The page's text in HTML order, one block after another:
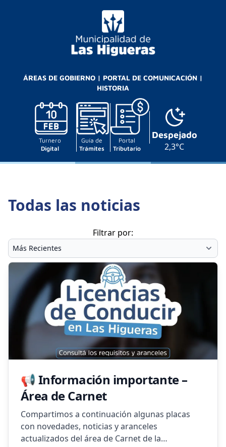
ÁREAS DE GOBIERNO | PORTAL DE COMUNICACIÓN |
HISTORIA
Turnero
Digital
Guía de
Trámites
Portal
Tributario
Despejado
2,3°C
Todas las noticias
Filtrar por:
📢 Información importante –
Área de Carnet
Compartimos a continuación algunas placas
con novedades, noticias y aranceles
actualizados del área de Carnet de la